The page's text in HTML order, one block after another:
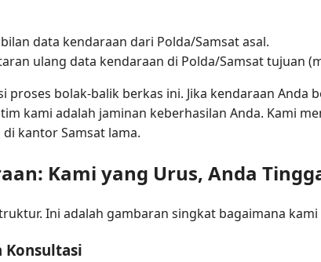
data kendaraan dari Polda/Samsat asal.
ulang data kendaraan di Polda/Samsat tujuan
bolak-balik berkas ini. Jika kendaraan Anda
kami adalah jaminan keberhasilan Anda. Kami
kantor Samsat lama.
Kami yang Urus, Anda
Ini adalah gambaran singkat bagaimana
Konsultasi